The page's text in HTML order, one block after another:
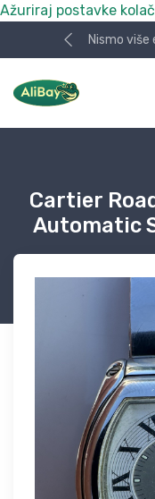
Ažuriraj postavke
Nismo više
Cartier
Automatic